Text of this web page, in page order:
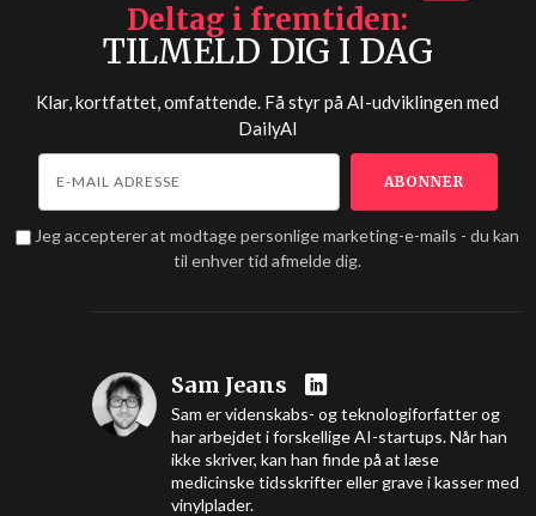
Deltag i fremtiden
TILMELD DIG I DAG
Klar, kortfattet, omfattende. Få styr på AI-udviklingen med
DailyAI
Jeg accepterer at modtage personlige marketing-e-mails - du kan
til enhver tid afmelde dig.
Sam Jeans
Sam er videnskabs- og teknologiforfatter og
har arbejdet i forskellige AI-startups. Når han
ikke skriver, kan han finde på at læse
medicinske tidsskrifter eller grave i kasser med
vinylplader.